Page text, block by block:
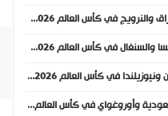
موعد مباراة العراق والنرويج في كأس العالم 2026 والقنوات الناقلة
موعد مباراة فرنسا والسنغال في كأس العالم 2026 والقنوات الناقلة
موعد مباراة إيران ونيوزيلندا في كأس العالم 2026 والقنوات الناقلة
موعد مباراة السعودية وأوروغواي في كأس العالم 2026 والقنوات الناقلة